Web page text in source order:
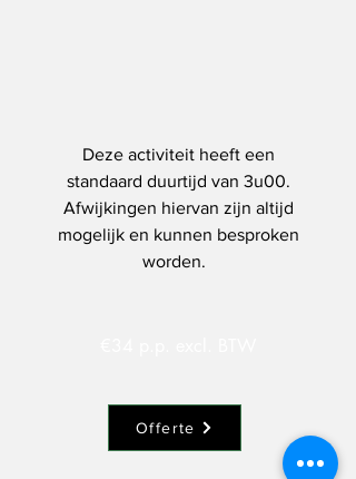
Deze activiteit heeft een
standaard duurtijd van 3u00.
Afwijkingen hiervan zijn altijd
mogelijk en kunnen besproken
worden.
Offerte